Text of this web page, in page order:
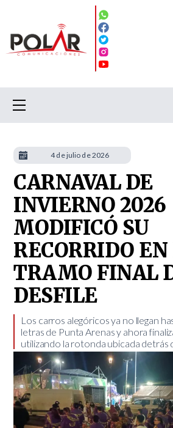
CARNAVAL DE
INVIERNO 2026
MODIFICÓ SU
RECORRIDO EN
TRAMO FINAL
DESFILE
​Los carros alegóricos ya no llegan
letras de Punta Arenas y ahora
utilizando la rotonda ubicada detrás
4 de julio de 2026